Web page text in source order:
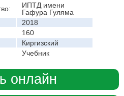
ИПТД имени
Гафура Гуляма
2018
160
Киргизский
Учебник
онлайн